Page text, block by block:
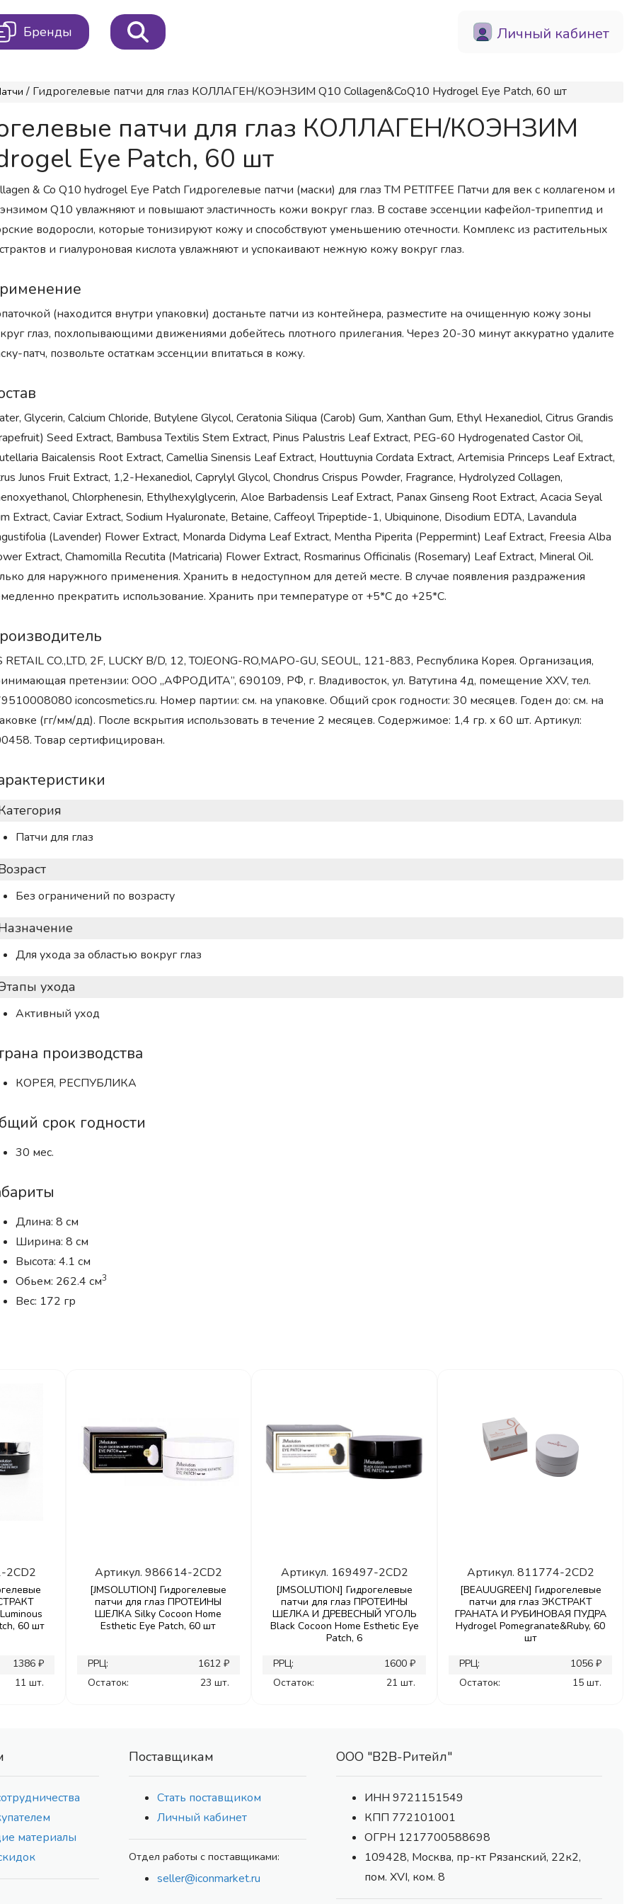
Бренды Личный кабинет
/ Гидрогелевые патчи для глаз КОЛЛАГЕН/КОЭНЗИМ Q10 Collagen&CoQ10 Hydrogel Eye Patch, 60 шт
патчи для глаз КОЛЛАГЕН/КОЭНЗИМ
Eye Patch, 60 шт
& Co Q10 hydrogel Eye Patch Гидрогелевые патчи (маски) для глаз ТМ PETITFEE Патчи для век с коллагеном и
Q10 увлажняют и повышают эластичность кожи вокруг глаз. В составе эссенции кафейол-трипептид и
водоросли, которые тонизируют кожу и способствуют уменьшению отечности. Комплекс из растительных
и гиалуроновая кислота увлажняют и успокаивают нежную кожу вокруг глаз.
(находится внутри упаковки) достаньте патчи из контейнера, разместите на очищенную кожу зоны
глаз, похлопывающими движениями добейтесь плотного прилегания. Через 20-30 минут аккуратно удалите
патч, позвольте остаткам эссенции впитаться в кожу.
Glycerin, Calcium Chloride, Butylene Glycol, Ceratonia Siliqua (Carob) Gum, Xanthan Gum, Ethyl Hexanediol, Citrus Grandis
Seed Extract, Bambusa Textilis Stem Extract, Pinus Palustris Leaf Extract, PEG-60 Hydrogenated Castor Oil,
Baicalensis Root Extract, Camellia Sinensis Leaf Extract, Houttuynia Cordata Extract, Artemisia Princeps Leaf Extract,
Junos Fruit Extract, 1,2-Hexanediol, Caprylyl Glycol, Chondrus Crispus Powder, Fragrance, Hydrolyzed Collagen,
Chlorphenesin, Ethylhexylglycerin, Aloe Barbadensis Leaf Extract, Panax Ginseng Root Extract, Acacia Seyal
Extract, Caviar Extract, Sodium Hyaluronate, Betaine, Caffeoyl Tripeptide-1, Ubiquinone, Disodium EDTA, Lavandula
(Lavender) Flower Extract, Monarda Didyma Leaf Extract, Mentha Piperita (Peppermint) Leaf Extract, Freesia Alba
Extract, Chamomilla Recutita (Matricaria) Flower Extract, Rosmarinus Officinalis (Rosemary) Leaf Extract, Mineral Oil.
для наружного применения. Хранить в недоступном для детей месте. В случае появления раздражения
прекратить использование. Хранить при температуре от +5*С до +25*С.
RETAIL CO.,LTD, 2F, LUCKY B/D, 12, TOJEONG-RO,MAPO-GU, SEOUL, 121-883, Республика Корея. Организация,
претензии: ООО „АФРОДИТА”, 690109, РФ, г. Владивосток, ул. Ватутина 4д, помещение XXV, тел.
iconcosmetics.ru. Номер партии: см. на упаковке. Общий срок годности: 30 месяцев. Годен до: см. на
(гг/мм/дд). После вскрытия использовать в течение 2 месяцев. Содержимое: 1,4 гр. х 60 шт. Артикул:
Товар сертифицирован.
Патчи для глаз
Без ограничений по возрасту
Для ухода за областью вокруг глаз
ухода
Активный уход
производства
КОРЕЯ, РЕСПУБЛИКА
срок годности
30 мес.
Длина: 8 см
Ширина: 8 см
Высота: 4.1 см
Обьем: 262.4 см3
Вес: 172 гр
2CD2
60 шт
1386 ₽
11 шт.
Артикул. 986614-2CD2
[JMSOLUTION] Гидрогелевые
патчи для глаз ПРОТЕИНЫ
ШЕЛКА Silky Cocoon Home
Esthetic Eye Patch, 60 шт
РРЦ:
1612 ₽
Остаток:
23 шт.
Артикул. 169497-2CD2
[JMSOLUTION] Гидрогелевые
патчи для глаз ПРОТЕИНЫ
ШЕЛКА И ДРЕВЕСНЫЙ УГОЛЬ
Black Cocoon Home Esthetic Eye
Patch, 6
РРЦ:
1600 ₽
Остаток:
21 шт.
Артикул. 811774-2CD2
[BEAUUGREEN] Гидрогелевые
патчи для глаз ЭКСТРАКТ
ГРАНАТА И РУБИНОВАЯ ПУДРА
Hydrogel Pomegranate&Ruby, 60
шт
РРЦ:
1056 ₽
Остаток:
15 шт.
материалы
Поставщикам
Стать поставщиком
Личный кабинет
Отдел работы с поставщиками:
seller@iconmarket.ru
ООО "В2В-Ритейл"
ИНН 9721151549
КПП 772101001
ОГРН 1217700588698
109428, Москва, пр-кт Рязанский, 22к2,
пом. XVI, ком. 8